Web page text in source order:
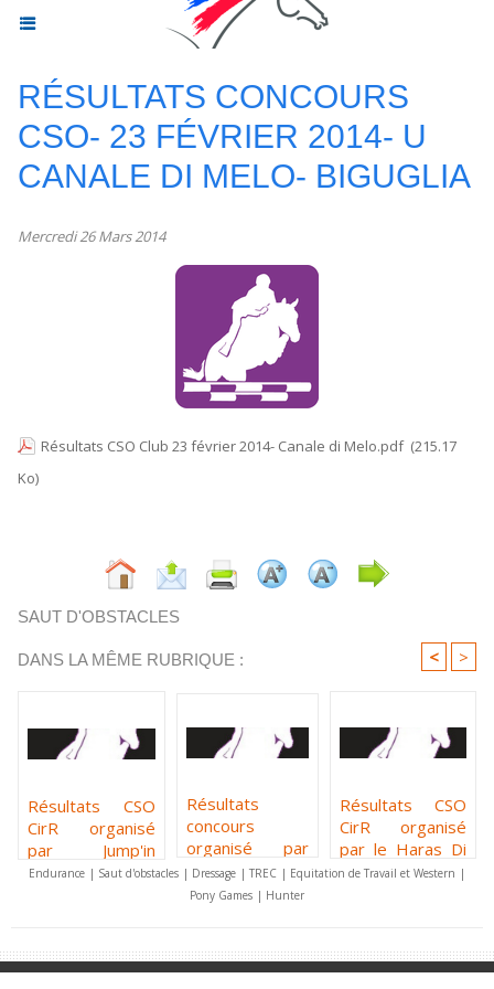
RÉSULTATS CONCOURS
CSO- 23 FÉVRIER 2014- U
CANALE DI MELO- BIGUGLIA
Mercredi 26 Mars 2014
Résultats CSO Club 23 février 2014- Canale di Melo.pdf (215.17
Ko)
SAUT D'OBSTACLES
DANS LA MÊME RUBRIQUE : < >
Résultats CSO
CirR organisé
par Jump'in
Borgo du 3 au 5
Résultats
concours
organisé par
l'écurie Laura
Benvel du 19 au
Résultats CSO
CirR organisé
par le Haras Di
Dui Valli du 13 au
Endurance | Saut d'obstacles | Dressage | TREC | Equitation de Travail et Western |
Pony Games | Hunter